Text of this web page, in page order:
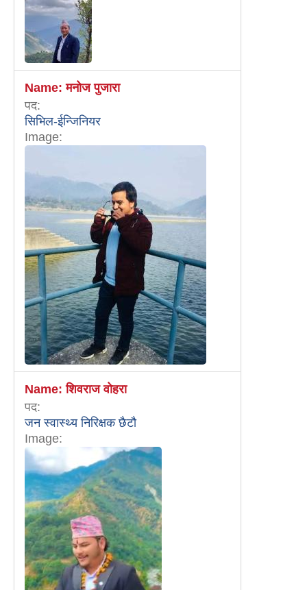
Name:मनोज पुजारा
पद:
सिभिल-ईन्जिनियर
Image:
Name:शिवराज वोहरा
पद:
जन स्वास्थ्य निरिक्षक छैटौ
Image: